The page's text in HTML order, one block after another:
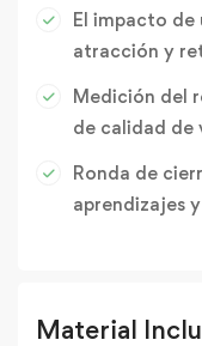
El impacto de
atracción y
Medición del
de calidad de
Ronda de
aprendizajes
Material